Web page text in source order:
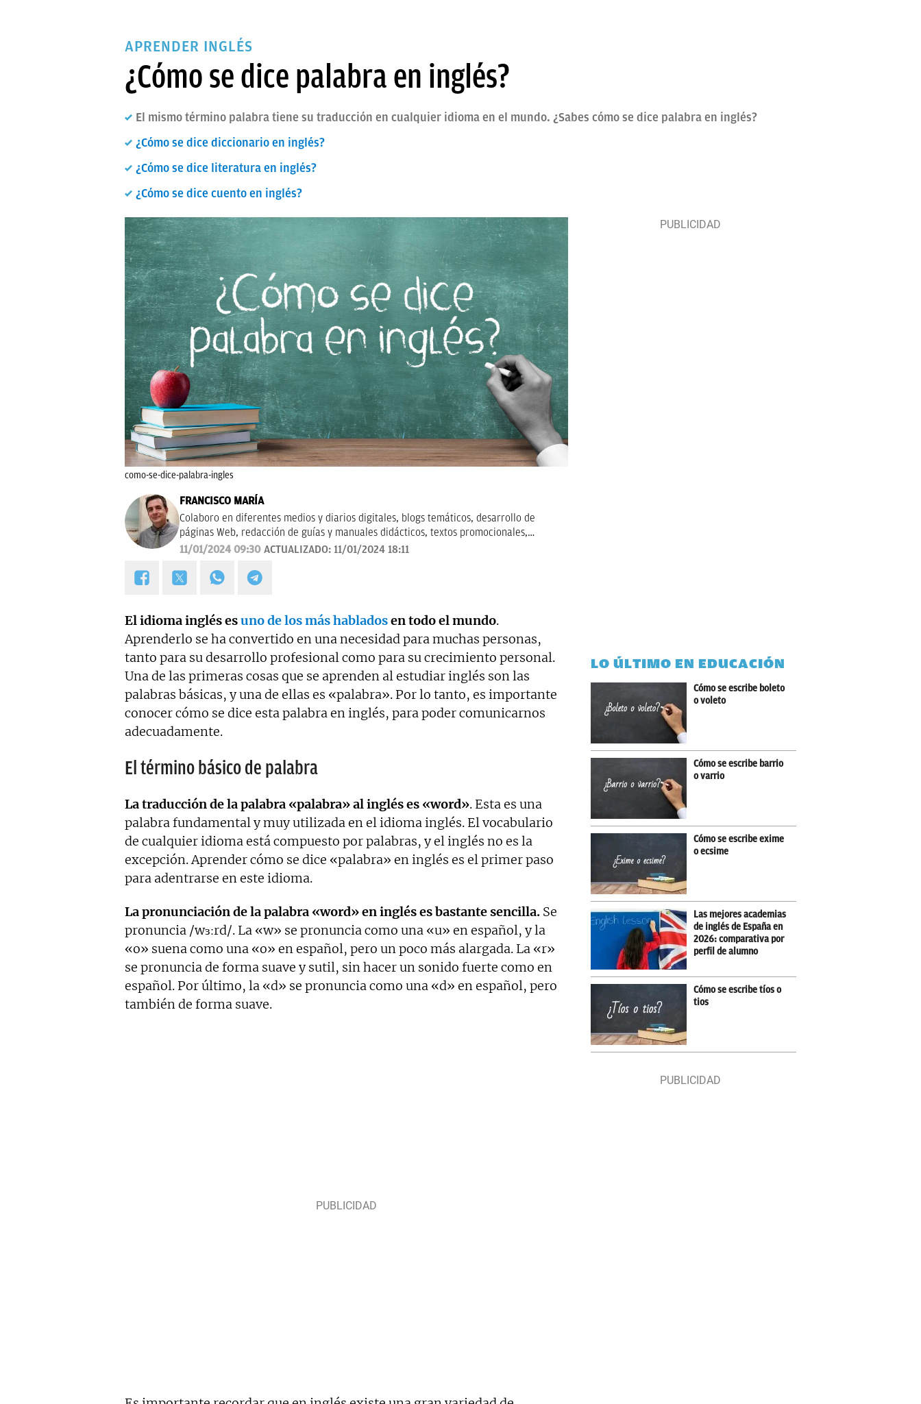
APRENDER INGLÉS
¿Cómo se dice palabra en inglés?
El mismo término palabra tiene su traducción en cualquier idioma en el mundo. ¿Sabes cómo se dice palabra en inglés?
¿Cómo se dice diccionario en inglés?
¿Cómo se dice literatura en inglés?
¿Cómo se dice cuento en inglés?
como-se-dice-palabra-ingles
FRANCISCO MARÍA
Colaboro en diferentes medios y diarios digitales, blogs temáticos, desarrollo de
páginas Web, redacción de guías y manuales didácticos, textos promocionales,
campañas publicitarias y de marketing, artículos de opinión, relatos y guiones, y
calidad, bien documentado y revisado, así como a la curación y depuración de textos.
11/01/2024 09:30 ACTUALIZADO: 11/01/2024 18:11
El idioma inglés esuno de los más habladosen todo el mundo.
Aprenderlo se ha convertido en una necesidad para muchas personas,
tanto para su desarrollo profesional como para su crecimiento personal.
Una de las primeras cosas que se aprenden al estudiar inglés son las
palabras básicas, y una de ellas es «palabra». Por lo tanto, es importante
conocer cómo se dice esta palabra en inglés, para poder comunicarnos
adecuadamente.
El término básico de palabra
La traducción de la palabra «palabra» al inglés es «word». Esta es una
palabra fundamental y muy utilizada en el idioma inglés. El vocabulario
de cualquier idioma está compuesto por palabras, y el inglés no es la
excepción. Aprender cómo se dice «palabra» en inglés es el primer paso
para adentrarse en este idioma.
La pronunciación de la palabra «word» en inglés es bastante sencilla. Se
pronuncia /wɜːrd/. La «w» se pronuncia como una «u» en español, y la
«o» suena como una «o» en español, pero un poco más alargada. La «r»
se pronuncia de forma suave y sutil, sin hacer un sonido fuerte como en
español. Por último, la «d» se pronuncia como una «d» en español, pero
también de forma suave.
LO ÚLTIMO EN EDUCACIÓN
Cómo se escribe boleto
o voleto
Cómo se escribe barrio
o varrio
Cómo se escribe exime
o ecsime
Las mejores academias
de inglés de España en
2026: comparativa por
perfil de alumno
Cómo se escribe tíos o
tios